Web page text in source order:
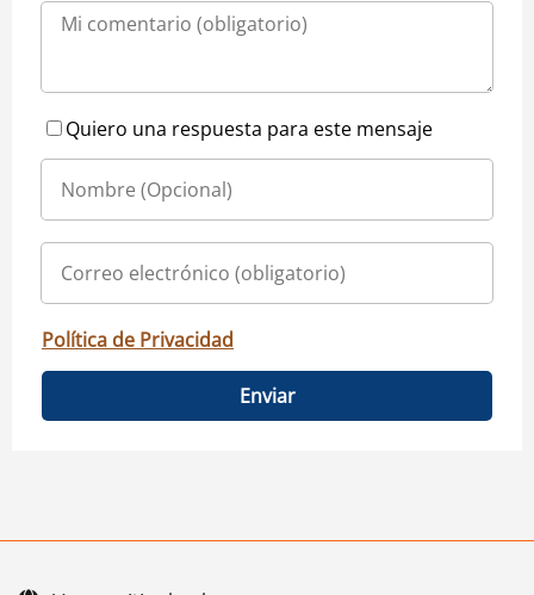
Quiero una respuesta para este mensaje
Política de Privacidad
Enviar